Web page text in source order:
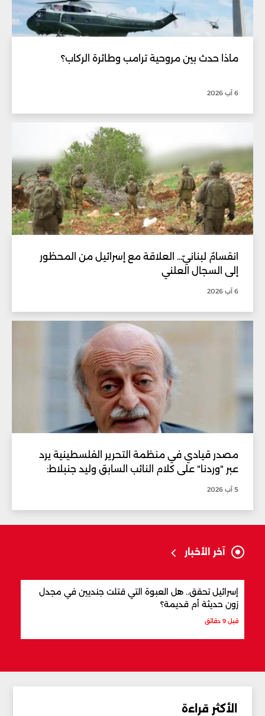
ماذا حدث بين مروحية ترامب وطائرة الركاب؟
6 آب 2026
انقسامٌ لبنانيّ... العلاقة مع إسرائيل من المحظور
إلى السجال العلني
6 آب 2026
مصدر قيادي في منظمة التحرير الفلسطينية يرد
عبر "وردنا" على كلام النائب السابق وليد جنبلاط:
5 آب 2026
آخر الأخبار
إسرائيل تحقق.. هل العبوة التي قتلت جنديين في مجدل
زون حديثة أم قديمة؟
قبل 9 دقائق
الأكثر قراءة